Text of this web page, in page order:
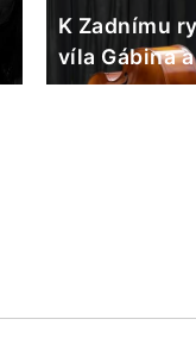
K Zadnímu
víla Gábina